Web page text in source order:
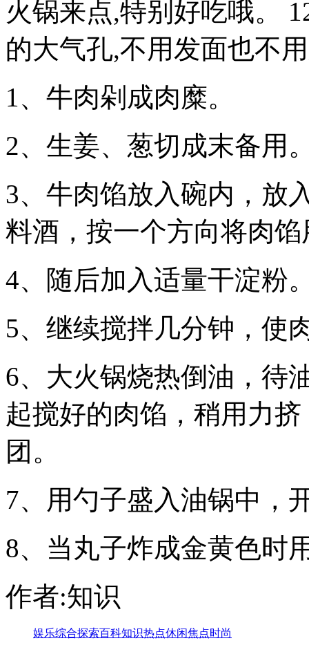
火锅来点,特别好吃哦。
的大气孔,不用发面也不
1、牛肉剁成肉糜。
2、生姜、葱切成末备用
3、牛肉馅放入碗内，放
料酒，按一个方向将肉
4、随后加入适量干淀粉
5、继续搅拌几分钟，使
6、大火锅烧热倒油，待
起搅好的肉馅，稍用力
团。
7、用勺子盛入油锅中，
8、当丸子炸成金黄色时
作者:知识
娱乐综合探索百科知识热点休闲焦点时尚